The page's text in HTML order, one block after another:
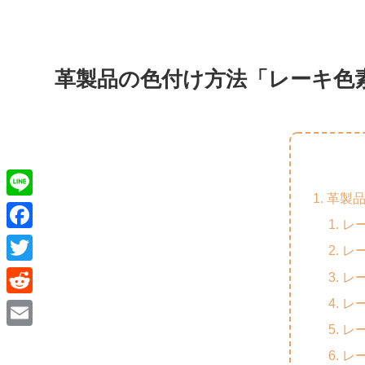
革製品の色付け方法「レーキ色
革製
レ
レ
レ
レ
レ
レ
L
i
n
e
F
a
c
e
T
w
i
R